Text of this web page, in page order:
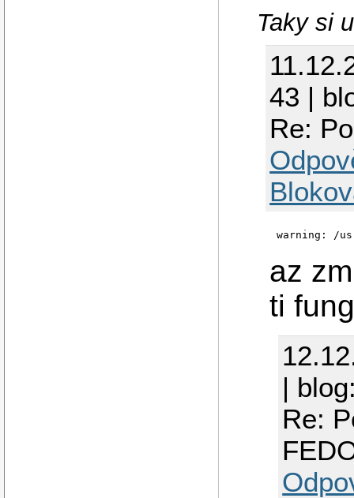
Taky si
43 |
Re:
warning: /
az
ti
|
Re: